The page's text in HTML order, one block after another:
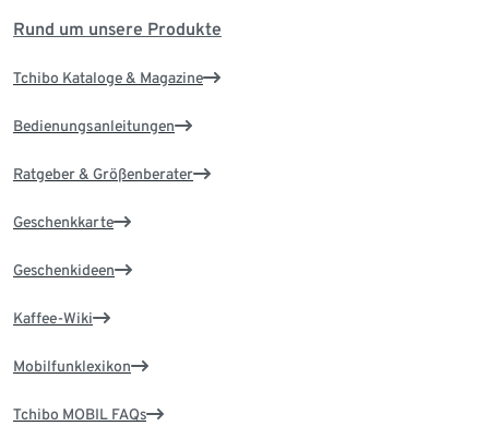
Rund um unsere Produkte
Tchibo Kataloge & Magazine
Bedienungsanleitungen
Ratgeber & Größenberater
Geschenkkarte
Geschenkideen
Kaffee-Wiki
Mobilfunklexikon
Tchibo MOBIL FAQs